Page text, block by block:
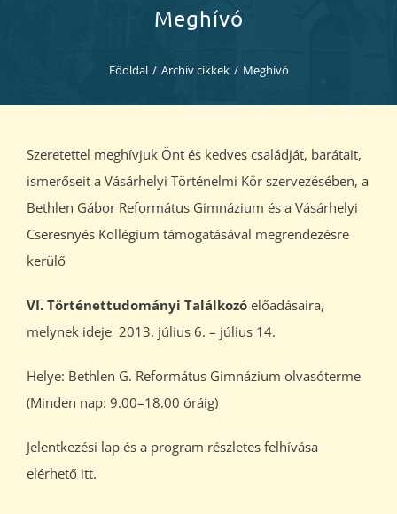
Dokumentumok
Meghívó
Főoldal / Archív cikkek / Meghívó
Szeretettel meghívjuk Önt és kedves családját, barátait,
ismerőseit a Vásárhelyi Történelmi Kör szervezésében, a
Bethlen Gábor Református Gimnázium és a Vásárhelyi
Cseresnyés Kollégium támogatásával megrendezésre
kerülő
VI. Történettudományi Találkozóelőadásaira,
melynek ideje 2013. július 6. – július 14.
Helye: Bethlen G. Református Gimnázium olvasóterme
(Minden nap: 9.00–18.00 óráig)
Jelentkezési lap és a program részletes felhívása
elérhető itt.